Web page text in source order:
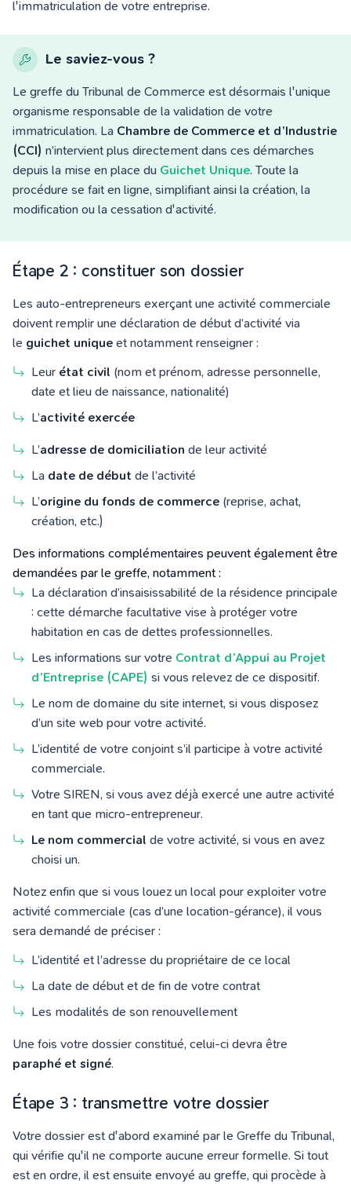
l'immatriculation de votre entreprise.
Le saviez-vous ?
Le greffe du Tribunal de Commerce est désormais l'unique
organisme responsable de la validation de votre
immatriculation. La Chambre de Commerce et d’Industrie
(CCI) n’intervient plus directement dans ces démarches
depuis la mise en place du Guichet Unique. Toute la
procédure se fait en ligne, simplifiant ainsi la création, la
modification ou la cessation d'activité.
Étape 2 : constituer son dossier
Les auto-entrepreneurs exerçant une activité commerciale
doivent remplir une déclaration de début d’activité via
le guichet unique et notamment renseigner :
Leur état civil (nom et prénom, adresse personnelle,
date et lieu de naissance, nationalité)
L’activité exercée
L’adresse de domiciliation de leur activité
La date de début de l’activité
L’origine du fonds de commerce (reprise, achat,
création, etc.)
Des informations complémentaires peuvent également être
demandées par le greffe, notamment :
La déclaration d’insaisissabilité de la résidence principale
: cette démarche facultative vise à protéger votre
habitation en cas de dettes professionnelles.
Les informations sur votre Contrat d’Appui au Projet
d’Entreprise (CAPE) si vous relevez de ce dispositif.
Le nom de domaine du site internet, si vous disposez
d’un site web pour votre activité.
L’identité de votre conjoint s’il participe à votre activité
commerciale.
Votre SIREN, si vous avez déjà exercé une autre activité
en tant que micro-entrepreneur.
Le nom commercial de votre activité, si vous en avez
choisi un.
Notez enfin que si vous louez un local pour exploiter votre
activité commerciale (cas d’une location-gérance), il vous
sera demandé de préciser :
L’identité et l’adresse du propriétaire de ce local
La date de début et de fin de votre contrat
Les modalités de son renouvellement
Une fois votre dossier constitué, celui-ci devra être
paraphé et signé.
Étape 3 : transmettre votre dossier
Votre dossier est d'abord examiné par le Greffe du Tribunal,
qui vérifie qu'il ne comporte aucune erreur formelle. Si tout
est en ordre, il est ensuite envoyé au greffe, qui procède à